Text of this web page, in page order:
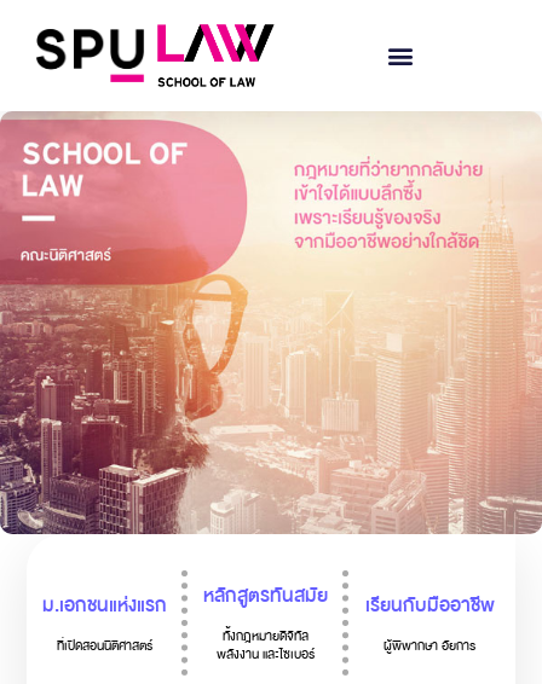
ม.เอกชนแห่งแรก
ที่เปิดสอนนิติศาสตร์
หลักสูตรทันสมัย
ทั้งกฎหมายดิจิทัล
พลังงาน และไซเบอร์
เรียนกับมืออาชีพ
ผู้พิพากษา อัยการ